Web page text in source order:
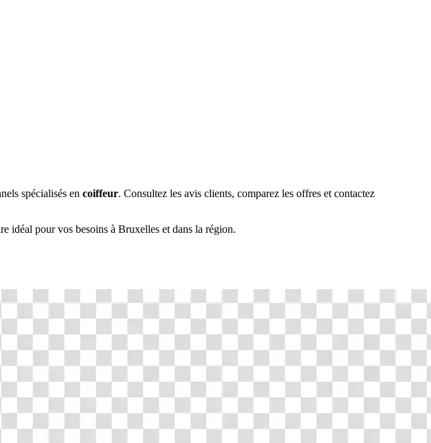
spécialisés en coiffeur. Consultez les avis clients, comparez les offres et contactez
idéal pour vos besoins à Bruxelles et dans la région.